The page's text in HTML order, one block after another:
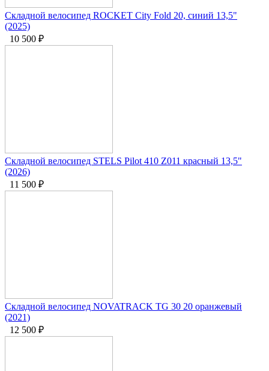
Складной велосипед ROCKET City Fold 20, синий 13,5"
(2025)
10 500 ₽
Складной велосипед STELS Pilot 410 Z011 красный 13,5"
(2026)
11 500 ₽
Складной велосипед NOVATRACK TG 30 20 оранжевый
(2021)
12 500 ₽